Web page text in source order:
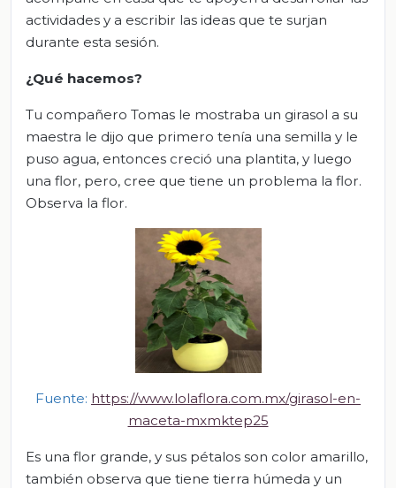
actividades y a escribir las ideas que te surjan
durante esta sesión.
¿Qué hacemos?
Tu compañero Tomas le mostraba un girasol a su
maestra le dijo que primero tenía una semilla y le
puso agua, entonces creció una plantita, y luego
una flor, pero, cree que tiene un problema la flor.
Observa la flor.
Fuente: https://www.lolaflora.com.mx/girasol-en-
maceta-mxmktep25
Es una flor grande, y sus pétalos son color amarillo,
también observa que tiene tierra húmeda y un